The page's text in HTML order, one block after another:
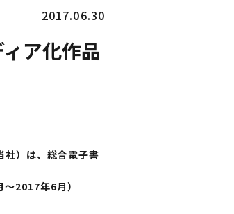
2017.06.30
ア化作品
社）は、総合電子書
～2017年6月）